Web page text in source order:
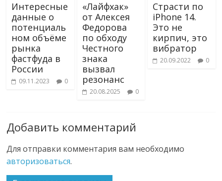
Интересные
данные о
потенциаль
ном объёме
рынка
фастфуда в
России
09.11.2023 0
«Лайфхак»
от Алексея
Федорова
по обходу
Честного
знака
вызвал
резонанс
20.08.2025 0
Страсти по
iPhone 14.
Это не
кирпич, это
вибратор
20.09.2022 0
Добавить комментарий
Для отправки комментария вам необходимо
авторизоваться.